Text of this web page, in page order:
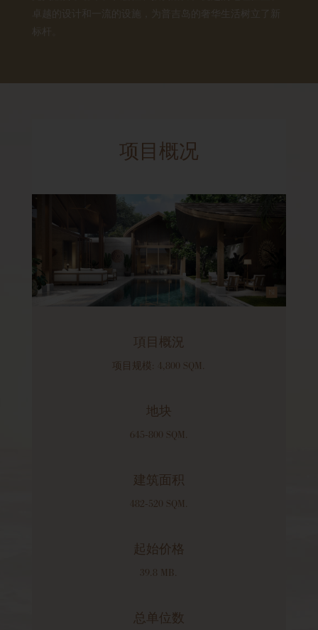
项目概况
項目概況
项目规模: 4,800 SQM.
地块
645-800 SQM.
建筑面积
482-520 SQM.
起始价格
39.8 MB.
总单位数